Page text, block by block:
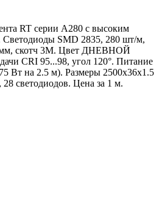
RT серии A280 с высоким
Светодиоды SMD 2835, 280 шт/м,
мм, скотч 3М. Цвет ДНЕВНОЙ
CRI 95...98, угол 120°. Питание
Вт на 2.5 м). Размеры 2500х36х1.5
светодиодов. Цена за 1 м.